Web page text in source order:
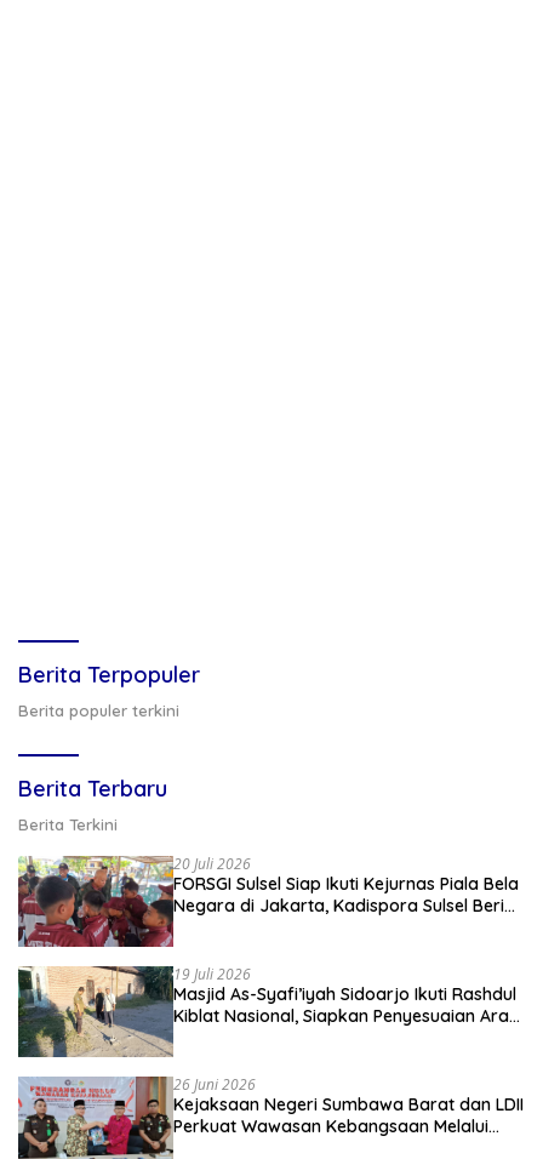
Berita Terpopuler
Berita populer terkini
Berita Terbaru
Berita Terkini
20 Juli 2026
FORSGI Sulsel Siap Ikuti Kejurnas Piala Bela
Negara di Jakarta, Kadispora Sulsel Beri
19 Juli 2026
Masjid As-Syafi’iyah Sidoarjo Ikuti Rashdul
Kiblat Nasional, Siapkan Penyesuaian Arah
26 Juni 2026
Kejaksaan Negeri Sumbawa Barat dan LDII
Perkuat Wawasan Kebangsaan Melalui